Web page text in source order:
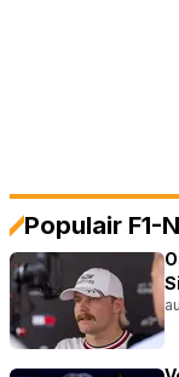
Populair F1-